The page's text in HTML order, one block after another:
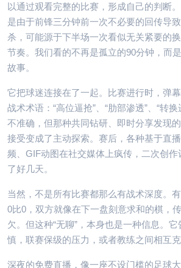
以通过观看完整的比赛，形成自己的判断
是由于前锋三分钟前一次不必要的回传导
杀，可能源于下半场一次看似无关紧要的
节奏。我们看的不再是孤立的90分钟，而
故事。
它把球迷连接在了一起。比赛进行时，弹
战术术语：“高位逼抢”、“肋部渗透”、“转
不准确，但那种共同钻研、即时分享发现
接受变成了主动探索。赛后，各种基于直
频、GIF动图在社交媒体上疯传，二次创
了好几天。
当然，不是所有比赛都那么有战术深度。
0比0，双方就像在下一盘刻意求和的棋，
欠。但这种“无聊”，本身也是一种信息。
慎，联赛保级的压力，或者教练之间相互克
深夜的免费直播，像一座不设门槛的足球